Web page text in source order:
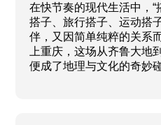
在快节奏的现代生活中，
搭子、旅行搭子、运动
伴，又因简单纯粹的关系
上重庆，这场从齐鲁大地
便成了地理与文化的奇妙